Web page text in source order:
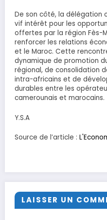
De son côté, la délégation
vif intérêt pour les
offertes par la région Fès-
renforcer les relations
et le Maroc. Cette
dynamique de promotion
régional, de consolidation
intra-africains et de
durables entre les
camerounais et marocains.
Y.S.A
Source de l’article :
LAISSER UN